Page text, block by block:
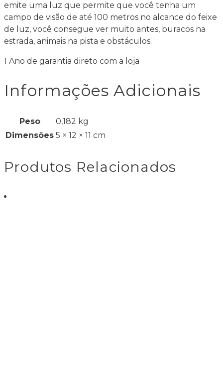
emite uma luz que permite que você tenha um
campo de visão de até 100 metros no alcance do feixe
de luz, você consegue ver muito antes, buracos na
estrada, animais na pista e obstáculos.
1 Ano de garantia direto com a loja
Informações Adicionais
Peso
0,182 kg
Dimensões 5 × 12 × 11 cm
Produtos Relacionados